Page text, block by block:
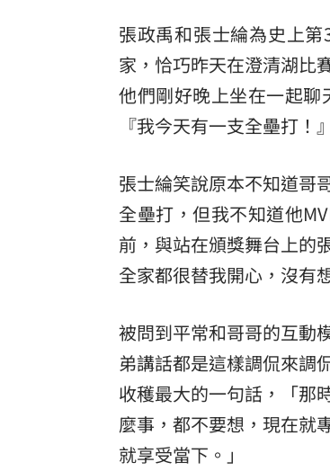
張政禹和張士綸為史上
家，恰巧昨天在澄清湖比
他們剛好晚上坐在一起
『我今天有一支全壘打！』
張士綸笑說原本不知道哥
全壘打，但我不知道他
前，與站在頒獎舞台上的
全家都很替我開心，沒有
被問到平常和哥哥的互動
弟講話都是這樣調侃來調
收穫最大的一句話，「那
麼事，都不要想，現在就
就享受當下。」